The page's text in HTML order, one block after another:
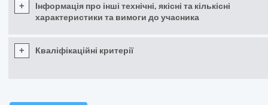
+
Інформація про інші технічні, якісні та кількісні
характеристики та вимоги до учасника
+ Кваліфікаційні критерії